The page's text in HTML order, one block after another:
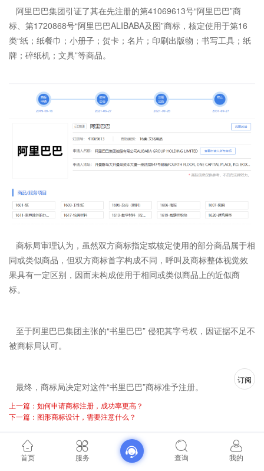
阿里巴巴集团引证了其在先注册的第41069613号“阿里巴巴”商
标、第1720868号“阿里巴巴ALIBABA及图”商标，核定使用于第16
类“纸；纸餐巾；小册子；贺卡；名片；印刷出版物；书写工具；纸
牌；碎纸机；文具”等商品。
商标局审理认为，虽然双方商标指定或核定使用的部分商品属于相
同或类似商品，但双方商标首字构成不同，呼叫及商标整体视觉效
果具有一定区别，因而未构成使用于相同或类似商品上的近似商
标。
至于阿里巴巴集团主张的“书里巴巴” 侵犯其字号权，因证据不足不
被商标局认可。
最终，商标局决定对这件“书里巴巴”商标准予注册。
上一篇：如何申请商标注册，成功率更高？
下一篇：图形商标设计，需要注意什么？
首页 服务 查询 我的
订阅